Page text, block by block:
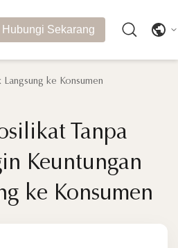
Hubungi Sekarang
ke Konsumen
Tanpa
Keuntungan
ke Konsumen
Tanpa
Keuntungan
ke Konsumen